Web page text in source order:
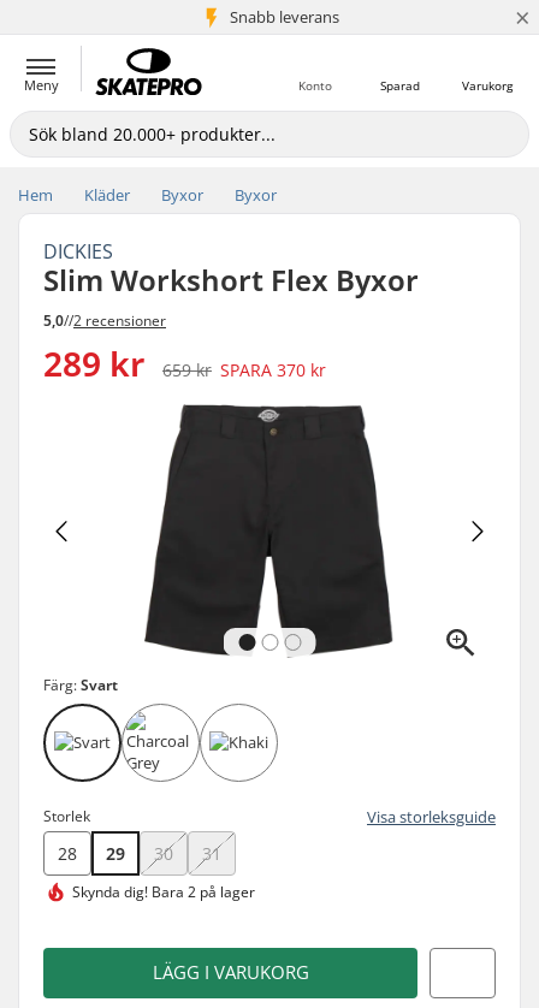
Snabb leverans
5+ milj. kunder ×
Meny Varukorg
Sparad
Konto
Hem Kläder Byxor Byxor
DICKIES
Slim Workshort Flex Byxor
5,0//2 recensioner
289 kr 659 kr SPARA 370 kr
Färg:Svart
Storlek Visa storleksguide
28 29 30 31
Skynda dig! Bara 2 på lager
LÄGG I VARUKORG